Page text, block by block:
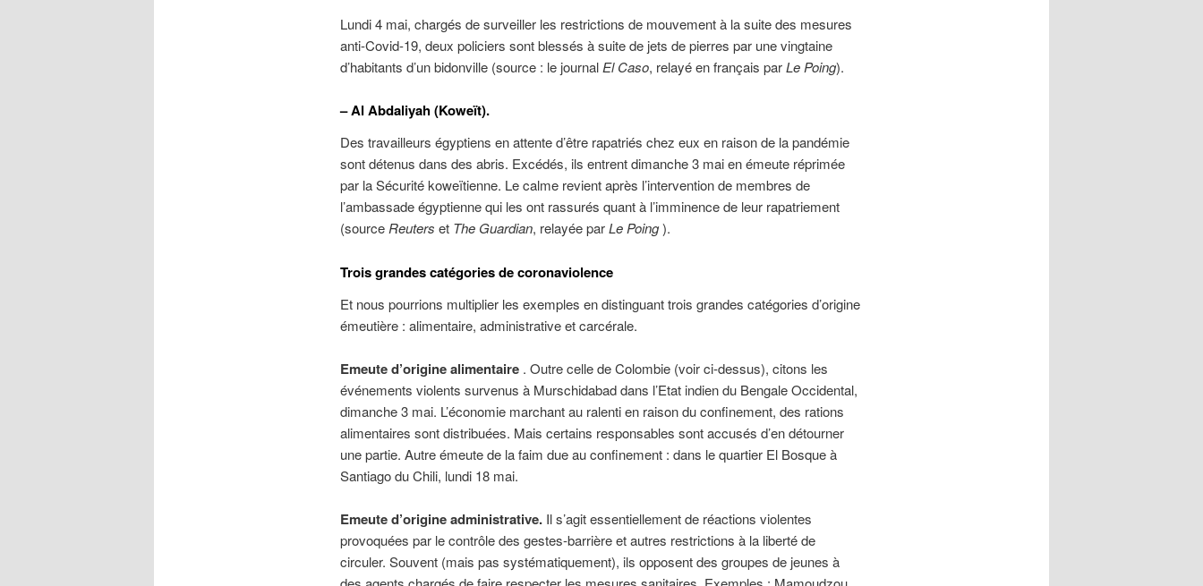
Lundi 4 mai, chargés de surveiller les restrictions de mouvement à la suite des mesures
anti-Covid-19, deux policiers sont blessés à suite de jets de pierres par une vingtaine
d’habitants d’un bidonville (source : le journal El Caso, relayé en français parLe Poing).
– Al Abdaliyah (Koweït).
Des travailleurs égyptiens en attente d’être rapatriés chez eux en raison de la pandémie
sont détenus dans des abris. Excédés, ils entrent dimanche 3 mai en émeute réprimée
par la Sécurité koweïtienne. Le calme revient après l’intervention de membres de
l’ambassade égyptienne qui les ont rassurés quant à l’imminence de leur rapatriement
(source Reuters et The Guardian, relayée parLe Poing).
Trois grandes catégories de coronaviolence
Et nous pourrions multiplier les exemples en distinguant trois grandes catégories d’origine
émeutière : alimentaire, administrative et carcérale.
Emeute d’origine alimentaire . Outre celle de Colombie (voir ci-dessus), citons les
événements violents survenus à Murschidabad dans l’Etat indien du Bengale Occidental,
dimanche 3 mai. L’économie marchant au ralenti en raison du confinement, des rations
alimentaires sont distribuées. Mais certains responsables sont accusés d’en détourner
une partie. Autre émeute de la faim due au confinement : dans le quartier El Bosque à
Santiago du Chili, lundi 18 mai.
Emeute d’origine administrative. Il s’agit essentiellement de réactions violentes
provoquées par le contrôle des gestes-barrière et autres restrictions à la liberté de
circuler. Souvent (mais pas systématiquement), ils opposent des groupes de jeunes à